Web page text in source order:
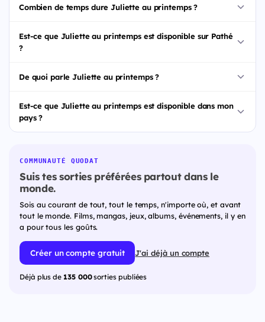
Combien de temps dure Juliette au printemps ?
Est-ce que Juliette au printemps est disponible sur Pathé
?
De quoi parle Juliette au printemps ?
Est-ce que Juliette au printemps est disponible dans mon
pays ?
COMMUNAUTÉ QUODAT
Suis tes sorties préférées partout dans le
monde.
Sois au courant de tout, tout le temps, n'importe où, et avant
tout le monde. Films, mangas, jeux, albums, événements, il y en
a pour tous les goûts.
Créer un compte gratuit J'ai déjà un compte
Déjà plus de 135 000sorties publiées